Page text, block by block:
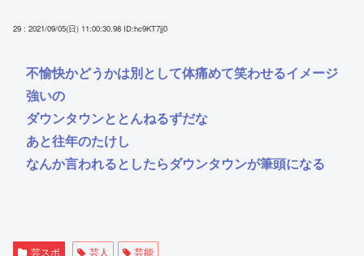
29 : 2021/09/05(日) 11:00:30.98 ID:hc9KT7jj0
不愉快かどうかは別として体痛めて笑わせるイメージ
強いの
ダウンタウンととんねるずだな
あと往年のたけし
なんか言われるとしたらダウンタウンが筆頭になる
芸スポ 芸人 芸能